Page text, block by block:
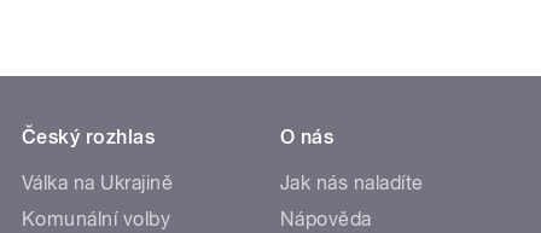
Český rozhlas
Válka na Ukrajině
Komunální volby
O nás
Jak nás naladíte
Nápověda